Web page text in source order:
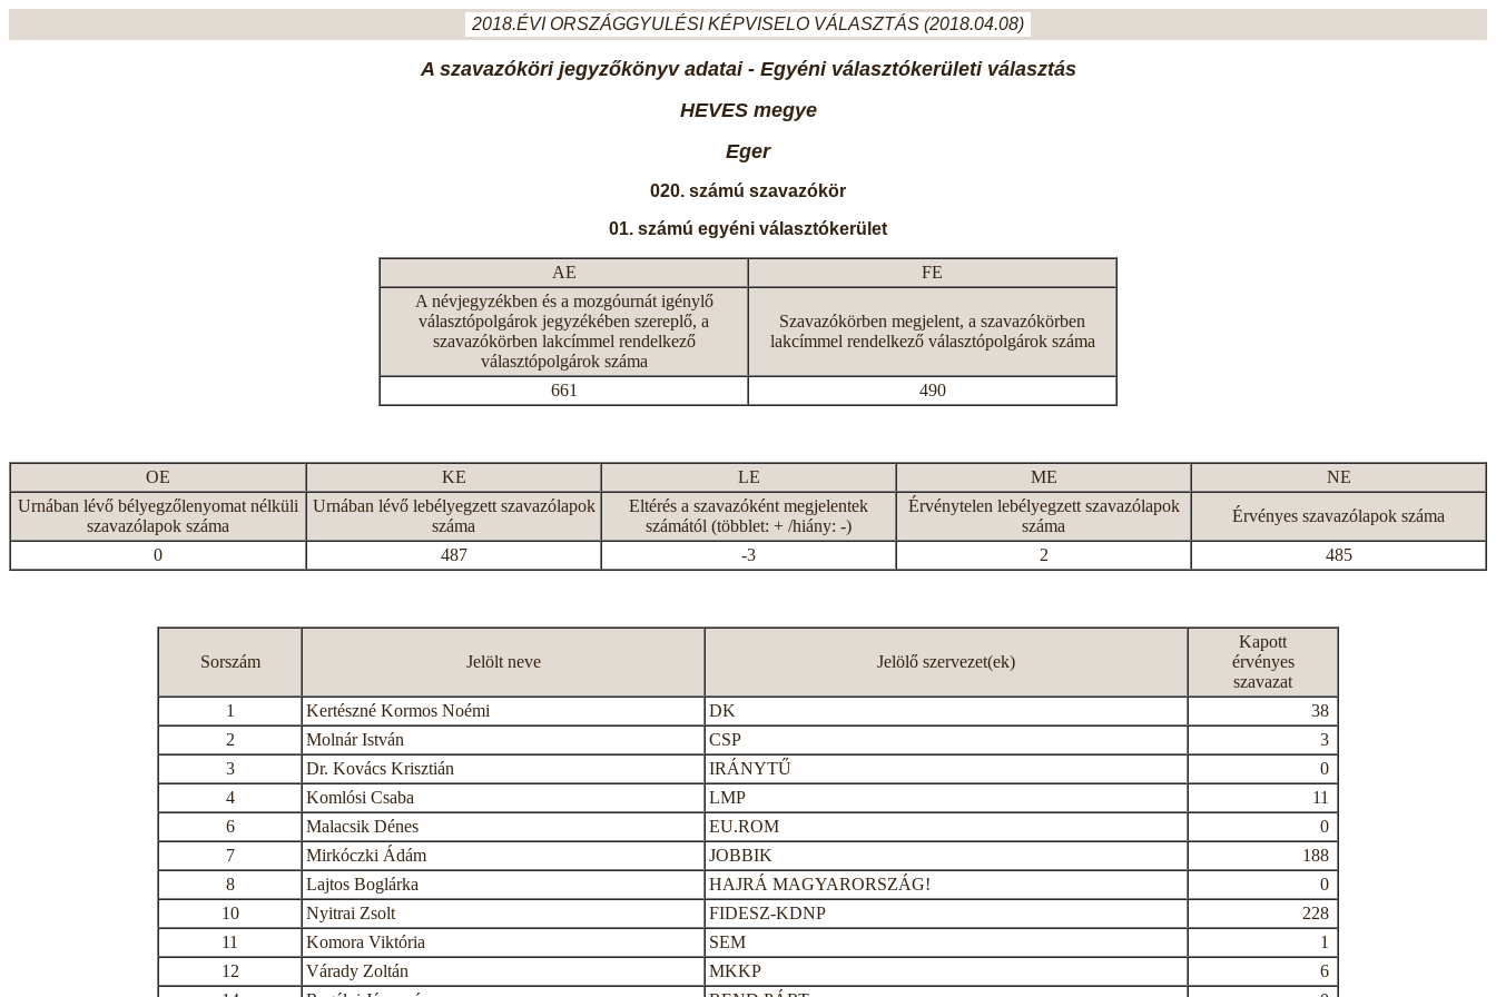
2018.ÉVI ORSZÁGGYULÉSI KÉPVISELO VÁLASZTÁS (2018.04.08)
A szavazóköri jegyzőkönyv adatai - Egyéni választókerületi választás
HEVES megye
Eger
020. számú szavazókör
01. számú egyéni választókerület
AE
FE
A névjegyzékben és a mozgóurnát igénylő
választópolgárok jegyzékében szereplő, a
szavazókörben lakcímmel rendelkező
választópolgárok száma
Szavazókörben megjelent, a szavazókörben
lakcímmel rendelkező választópolgárok száma
661 490
OE KE LE ME
NE
Urnában lévő bélyegzőlenyomat nélküli
szavazólapok száma
Urnában lévő lebélyegzett szavazólapok
száma
Eltérés a szavazóként megjelentek
számától (többlet: + /hiány: -)
Érvénytelen lebélyegzett szavazólapok
száma
Érvényes szavazólapok száma
0 487 -3 2 485
Sorszám Jelölt neve Jelölő szervezet(ek)
Kapott
érvényes
szavazat
1
Kertészné Kormos Noémi DK
38
2
Molnár István CSP
3
3
Dr. Kovács Krisztián IRÁNYTŰ
0
4
Komlósi Csaba LMP
11
6
Malacsik Dénes EU.ROM
0
7
Mirkóczki Ádám JOBBIK
188
8
Lajtos Boglárka HAJRÁ MAGYARORSZÁG!
0
10
Nyitrai Zsolt FIDESZ-KDNP
228
11
Komora Viktória SEM
1
12
Várady Zoltán MKKP
6